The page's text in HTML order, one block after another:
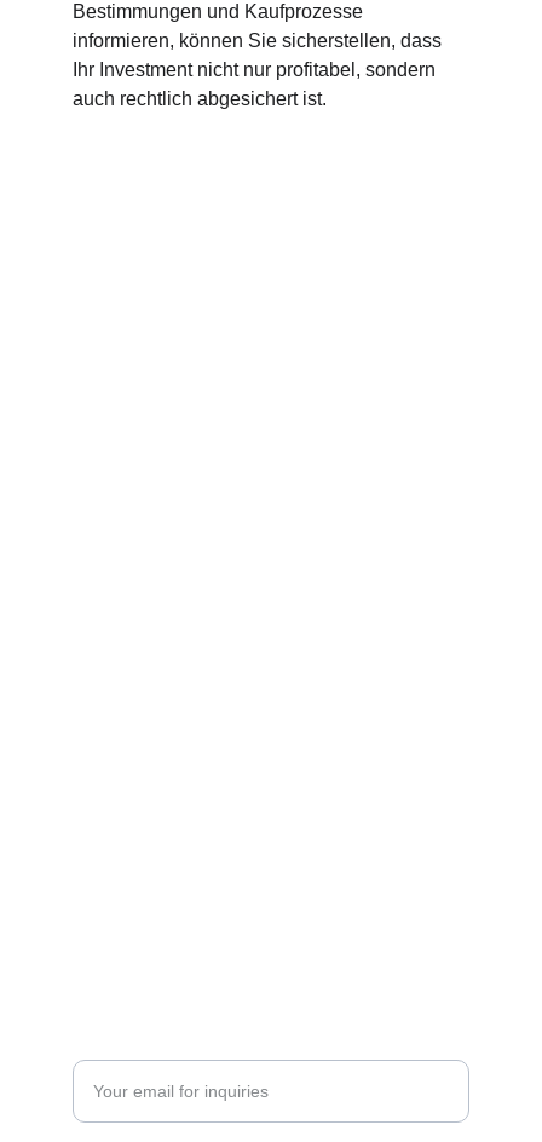
Bestimmungen und Kaufprozesse
informieren, können Sie sicherstellen, dass
Ihr Investment nicht nur profitabel, sondern
auch rechtlich abgesichert ist.